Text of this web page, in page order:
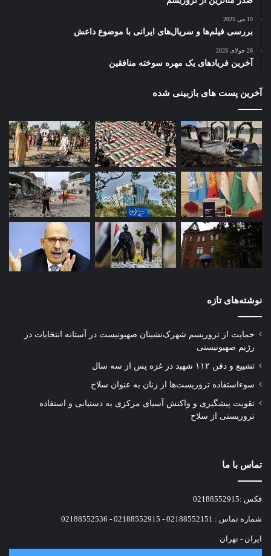
19 می 2025
بررسی فیلم‌ها و سریال‌های ایرانی با موضوع داعش
26 جولای 2023
آخرین فریادهای یک مهره سوخته منافقین
آخرین پست های بازبینی شده
نوشته‌های تازه
حمایت از تروریسم شهرک‌نشینان صهیونیست در آستانه انتخابات در
رژیم صهیونیستی
تشییع و دفن ۱۱۲ شهید در غزه پس از سه سال
سوءاستفاده تروریست‌ها از زنان به عنوان سلاح
تقویت پیشگیری و واکنش آسیای مرکزی به دستیابی و استفاده
تروریستی از سلاح
تماس با ما
فکس :02188552915
شماره تماس : 02188552151 - 02188552915 - 02188552536
ایران - تهران